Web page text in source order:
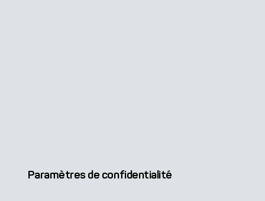
Paramètres de confidentialité